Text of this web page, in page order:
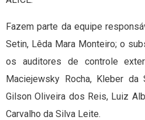
Fazem parte da equipe
Setin, Lêda Mara Monteiro; o
os auditores de controle
Maciejewsky Rocha, Kleber da
Gilson Oliveira dos Reis, Luiz
Carvalho da Silva Leite.